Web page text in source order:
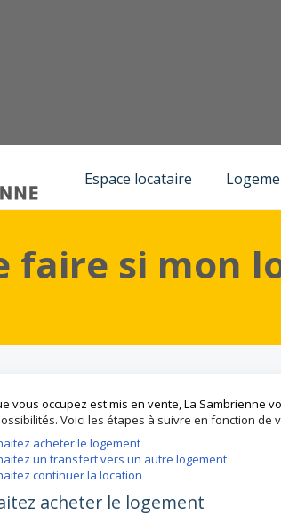
dans un nouvel onglet)
Espace locataire
faire si mon
vous occupez est mis en vente, La Sambrienne
Voici les étapes à suivre en fonction de
acheter le logement
un transfert vers un autre logement
continuer la location
acheter le logement